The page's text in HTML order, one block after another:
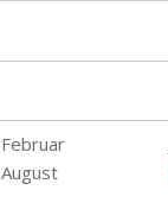
Februar
August